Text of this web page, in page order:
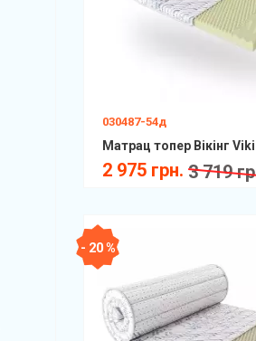
030487-54д
2 975 грн. 3 719
- 20 %